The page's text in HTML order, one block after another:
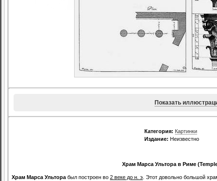
Показать
Категория: Картинки
Издание: Неизвестно
Храм Марса Ультора в Риме
Храм Марса Ультора был построен во 2 веке до н. э . Этот довольно большой